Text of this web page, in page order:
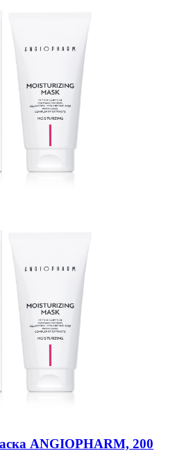
ANGIOPHARM, 200